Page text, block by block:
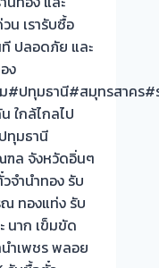
น เรารับซื้อ
ปลอดภัย และ
ง
ปทุมธานี#สมุทรสาคร#
ใกล้ไกลไป
ทุมธานี
ล จังหวัดอิ่นๆ
จำนำทอง รับ
ทองแท่ง รับ
นาก เข็มขัด
ำเพชร พลอย